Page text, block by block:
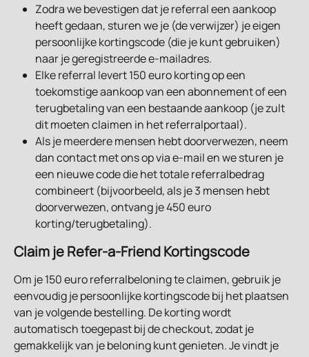
Zodra we bevestigen dat je referral een aankoop
heeft gedaan, sturen we je (de verwijzer) je eigen
persoonlijke kortingscode (die je kunt gebruiken)
naar je geregistreerde e-mailadres.
Elke referral levert 150 euro korting op een
toekomstige aankoop van een abonnement of een
terugbetaling van een bestaande aankoop (je zult
dit moeten claimen in het referralportaal).
Als je meerdere mensen hebt doorverwezen, neem
dan contact met ons op via e-mail en we sturen je
een nieuwe code die het totale referralbedrag
combineert (bijvoorbeeld, als je 3 mensen hebt
doorverwezen, ontvang je 450 euro
korting/terugbetaling).
Claim je Refer-a-Friend Kortingscode
Om je 150 euro referralbeloning te claimen, gebruik je
eenvoudig je persoonlijke kortingscode bij het plaatsen
van je volgende bestelling. De korting wordt
automatisch toegepast bij de checkout, zodat je
gemakkelijk van je beloning kunt genieten. Je vindt je